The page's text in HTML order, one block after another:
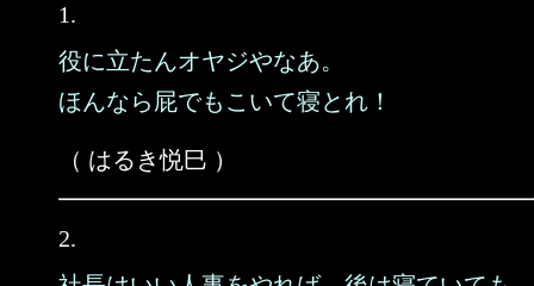
1.
役に立たんオヤジやなあ。
ほんなら屁でもこいて寝とれ！
（ はるき悦巳 ）
2.